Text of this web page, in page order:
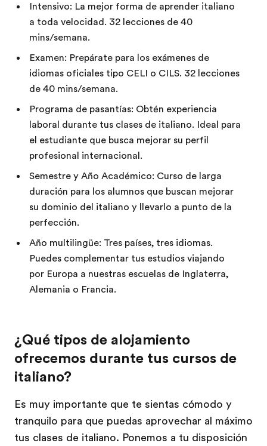
Intensivo: La mejor forma de aprender italiano
a toda velocidad. 32 lecciones de 40
mins/semana.
Examen: Prepárate para los exámenes de
idiomas oficiales tipo CELI o CILS. 32 lecciones
de 40 mins/semana.
Programa de pasantías: Obtén experiencia
laboral durante tus clases de italiano. Ideal para
el estudiante que busca mejorar su perfil
profesional internacional.
Semestre y Año Académico: Curso de larga
duración para los alumnos que buscan mejorar
su dominio del italiano y llevarlo a punto de la
perfección.
Año multilingüe: Tres países, tres idiomas.
Puedes complementar tus estudios viajando
por Europa a nuestras escuelas de Inglaterra,
Alemania o Francia.
¿Qué tipos de alojamiento
ofrecemos durante tus cursos de
italiano?
Es muy importante que te sientas cómodo y
tranquilo para que puedas aprovechar al máximo
tus clases de italiano. Ponemos a tu disposición